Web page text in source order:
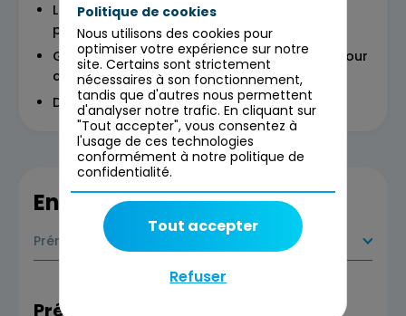
Lovable : présentation & exercice avec une
prise en main de lovable
Google AI Studio : présentation & exercice pour
créer un agent/assistant IA
Debrief & prochaines étapes
En savoir plus
Prérequis
Prérequis
Politique de cookies
Nous utilisons des cookies pour
optimiser votre expérience sur notre
site. Certains sont strictement
nécessaires à son fonctionnement,
tandis que d'autres nous permettent
d'analyser notre trafic. En cliquant sur
"Tout accepter", vous consentez à
l'usage de ces technologies
conformément à notre politique de
confidentialité.
Refuser
Tout accepter